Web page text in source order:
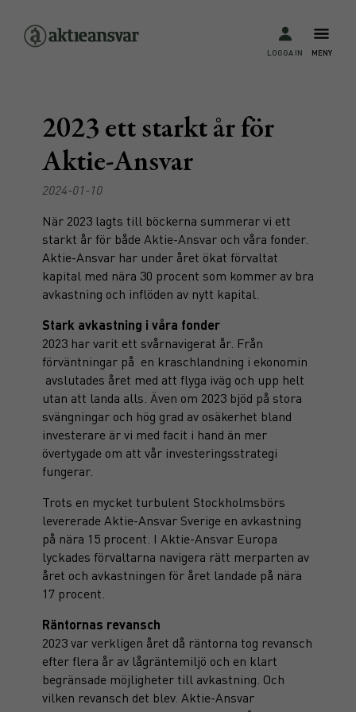
MENY
LOGGA IN
2023 ett starkt år för
Aktie-Ansvar
2024-01-10
När 2023 lagts till böckerna summerar vi ett
starkt år för både Aktie-Ansvar och våra fonder.
Aktie-Ansvar har under året ökat förvaltat
kapital med nära 30 procent som kommer av bra
avkastning och inflöden av nytt kapital.
Stark avkastning i våra fonder
2023 har varit ett svårnavigerat år. Från
förväntningar på en kraschlandning i ekonomin
avslutades året med att flyga iväg och upp helt
utan att landa alls. Även om 2023 bjöd på stora
svängningar och hög grad av osäkerhet bland
investerare är vi med facit i hand än mer
övertygade om att vår investeringsstrategi
fungerar.
Trots en mycket turbulent Stockholmsbörs
levererade Aktie-Ansvar Sverige en avkastning
på nära 15 procent. I Aktie-Ansvar Europa
lyckades förvaltarna navigera rätt merparten av
året och avkastningen för året landade på nära
17 procent.
Räntornas revansch
2023 var verkligen året då räntorna tog revansch
efter flera år av lågräntemiljö och en klart
begränsade möjligheter till avkastning. Och
vilken revansch det blev. Aktie-Ansvar